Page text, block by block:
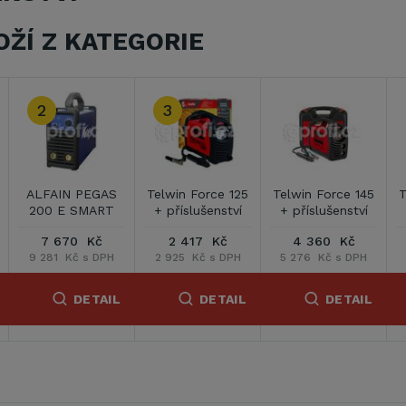
Z KATEGORIE
Telwin Force 165
+ příslušenství
5 269 Kč
6 376 Kč s DPH
DETAIL
Telwin Tecnica
151/S + kabely
5 055 Kč
6 117 Kč s DPH
DETAIL
Telwin Tecnica
171/S + kabely
6 112 Kč
7 396 Kč s DPH
DETAIL